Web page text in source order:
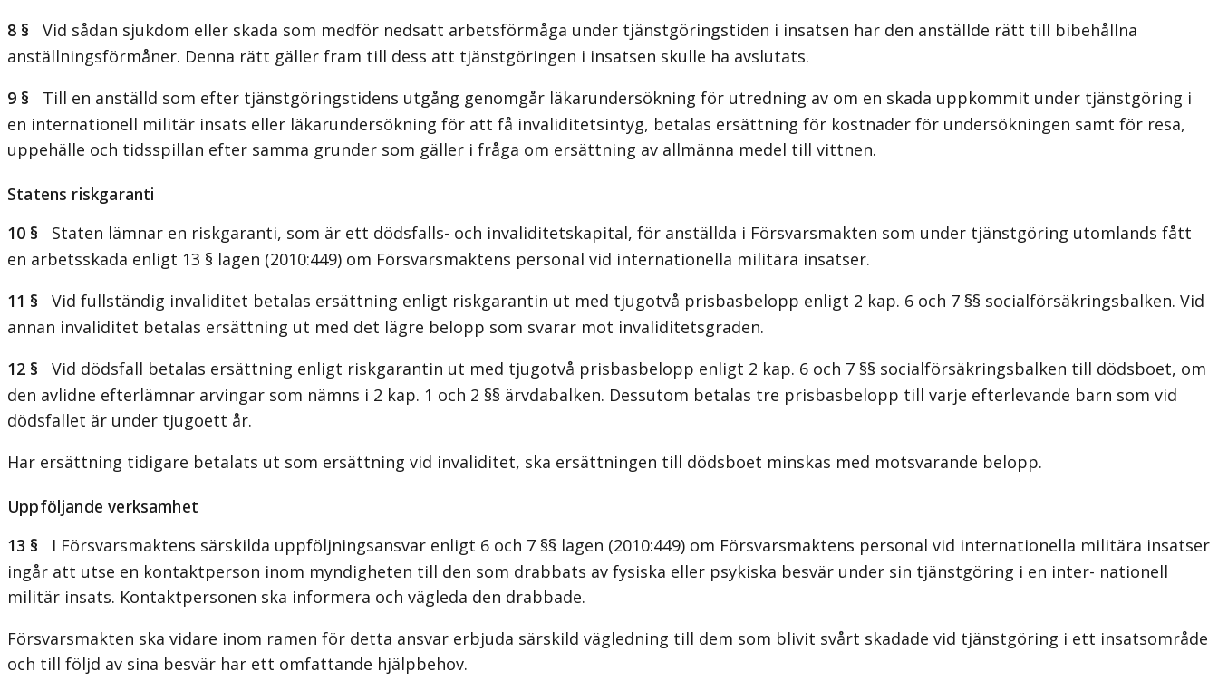
8 § Vid sådan sjukdom eller skada som medför nedsatt arbetsförmåga under tjänstgöringstiden i insatsen har den anställde rätt till bibehållna
anställningsförmåner. Denna rätt gäller fram till dess att tjänstgöringen i insatsen skulle ha avslutats.
9 § Till en anställd som efter tjänstgöringstidens utgång genomgår läkarundersökning för utredning av om en skada uppkommit under tjänstgöring i
en internationell militär insats eller läkarundersökning för att få invaliditetsintyg, betalas ersättning för kostnader för undersökningen samt för resa,
uppehälle och tidsspillan efter samma grunder som gäller i fråga om ersättning av allmänna medel till vittnen.
Statens riskgaranti
10 § Staten lämnar en riskgaranti, som är ett dödsfalls- och invaliditetskapital, för anställda i Försvarsmakten som under tjänstgöring utomlands fått
en arbetsskada enligt 13 § lagen (2010:449) om Försvarsmaktens personal vid internationella militära insatser.
11 § Vid fullständig invaliditet betalas ersättning enligt riskgarantin ut med tjugotvå prisbasbelopp enligt 2 kap. 6 och 7 §§ socialförsäkringsbalken. Vid
annan invaliditet betalas ersättning ut med det lägre belopp som svarar mot invaliditetsgraden.
12 § Vid dödsfall betalas ersättning enligt riskgarantin ut med tjugotvå prisbasbelopp enligt 2 kap. 6 och 7 §§ socialförsäkringsbalken till dödsboet, om
den avlidne efterlämnar arvingar som nämns i 2 kap. 1 och 2 §§ ärvdabalken. Dessutom betalas tre prisbasbelopp till varje efterlevande barn som vid
dödsfallet är under tjugoett år.
Har ersättning tidigare betalats ut som ersättning vid invaliditet, ska ersättningen till dödsboet minskas med motsvarande belopp.
Uppföljande verksamhet
13 § I Försvarsmaktens särskilda uppföljningsansvar enligt 6 och 7 §§ lagen (2010:449) om Försvarsmaktens personal vid internationella militära insatser
ingår att utse en kontaktperson inom myndigheten till den som drabbats av fysiska eller psykiska besvär under sin tjänstgöring i en inter- nationell
militär insats. Kontaktpersonen ska informera och vägleda den drabbade.
Försvarsmakten ska vidare inom ramen för detta ansvar erbjuda särskild vägledning till dem som blivit svårt skadade vid tjänstgöring i ett insatsområde
och till följd av sina besvär har ett omfattande hjälpbehov.